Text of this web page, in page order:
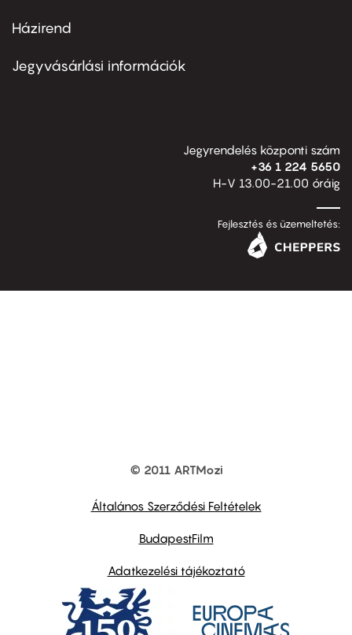
Footer
second
Házirend
Jegyvásárlási információk
Jegyrendelés központi szám
+36 1 224 5650
H-V 13.00-21.00 óráig
Fejlesztés és üzemeltetés:
© 2011 ARTMozi
Általános Szerződési Feltételek
BudapestFilm
Adatkezelési tájékoztató